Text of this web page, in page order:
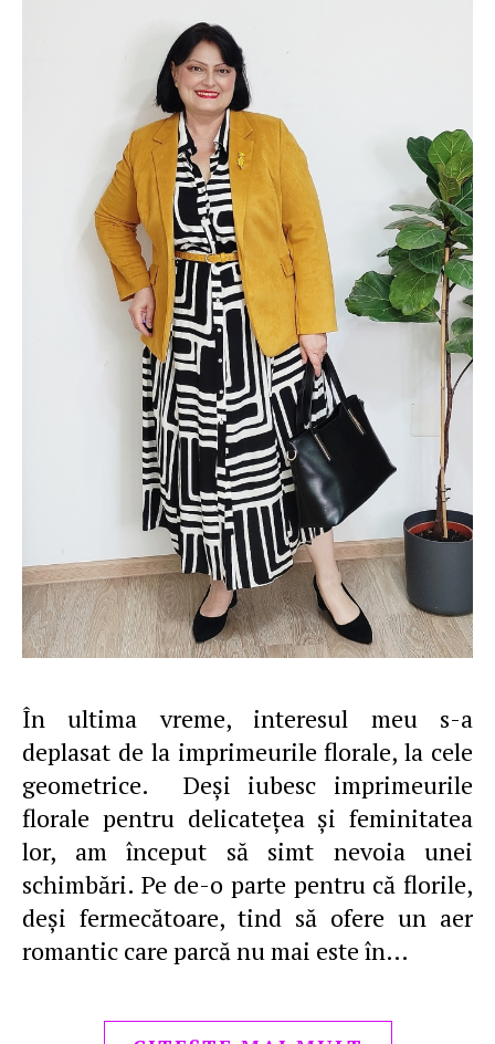
În ultima vreme, interesul meu s-a
deplasat de la imprimeurile florale, la cele
geometrice. Deși iubesc imprimeurile
florale pentru delicatețea și feminitatea
lor, am început să simt nevoia unei
schimbări. Pe de-o parte pentru că florile,
deși fermecătoare, tind să ofere un aer
romantic care parcă nu mai este în…